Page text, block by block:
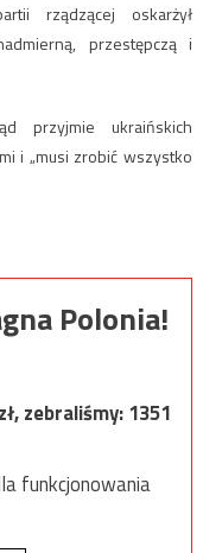
rządzącej oskarżył
przestępczą i
przyjmie ukraińskich
i „musi zrobić wszystko
Polonia!
zł, zebraliśmy:1351
funkcjonowania